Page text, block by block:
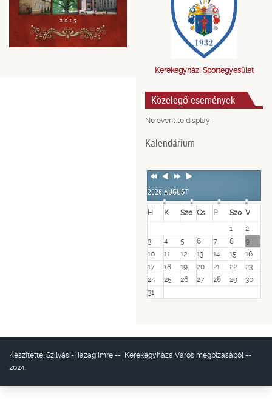
Kerekegyházi Sportegyesület
Közelegő események
No event to display
Kalendárium
Previous
Previous
NextNext
2026 AUGUST
H K Sze Cs P Szo V
1
2
3
4 5 6 7 8
9
10
11 12 13 14 15
16
17
18 19 20 21 22
23
24
25 26 27 28 29
30
31
Készítette: Szilvási-Hazag Imre -- Kerekegyháza Város megbízásából --
2024.